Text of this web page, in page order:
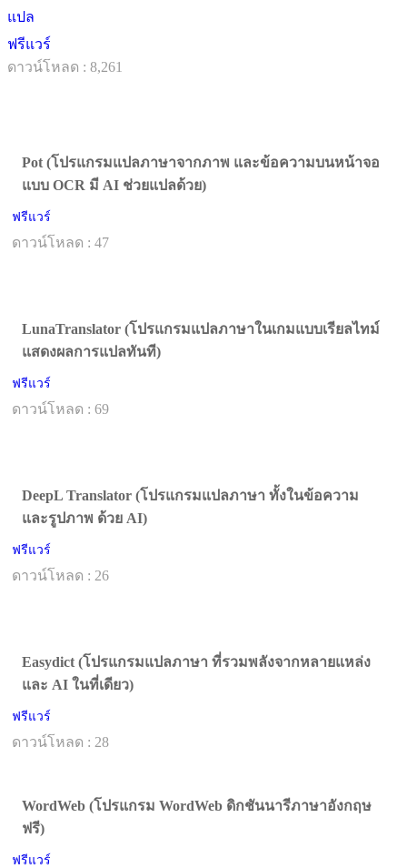
แปล
ฟรีแวร์
ดาวน์โหลด : 8,261
Pot (โปรแกรมแปลภาษาจากภาพ และข้อความบนหน้าจอ
แบบ OCR มี AI ช่วยแปลด้วย)
ฟรีแวร์
ดาวน์โหลด : 47
LunaTranslator (โปรแกรมแปลภาษาในเกมแบบเรียลไทม์
แสดงผลการแปลทันที)
ฟรีแวร์
ดาวน์โหลด : 69
DeepL Translator (โปรแกรมแปลภาษา ทั้งในข้อความ
และรูปภาพ ด้วย AI)
ฟรีแวร์
ดาวน์โหลด : 26
Easydict (โปรแกรมแปลภาษา ที่รวมพลังจากหลายแหล่ง
และ AI ในที่เดียว)
ฟรีแวร์
ดาวน์โหลด : 28
WordWeb (โปรแกรม WordWeb ดิกชันนารีภาษาอังกฤษ
ฟรี)
ฟรีแวร์